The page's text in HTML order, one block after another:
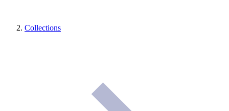
Collections